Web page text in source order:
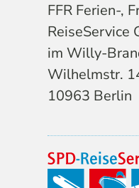
FFR Ferien-,
ReiseService
im Willy-
Wilhelmstr.
10963 Berlin